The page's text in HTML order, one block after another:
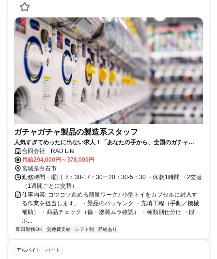
ガチャガチャ製品の製造系スタッフ
人気すぎてめったに出ない求人！「あなたの手から、全国のガチャ
へ。」
合同会社 RAD Life
月給294,000円～378,000円
宮城県白石市
勤務時間・曜日: 8：30-17：30ー20：30-5：30 ・休憩1時間 ・2交替
（1週間ごとに交替）
仕事内容: コツコツ進める簡単ワーク♪ 小型トイをカプセルに封入す
る作業を担当します。 ・景品のパッキング ・充填工程（手動／機械
補助） ・商品チェック（傷・塗装ムラ確認） ・種類別仕分け ・段
ボ...
即日勤務OK 交通費支給 シフト制 昇給あり
アルバイト・パート